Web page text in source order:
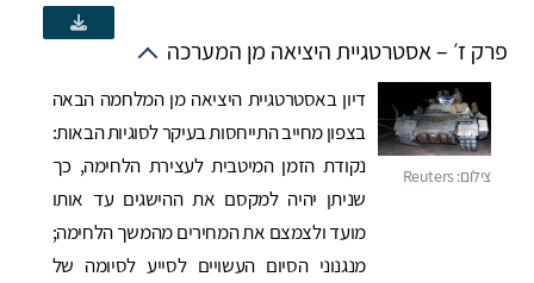
פרק ז׳ – אסטרטגיית היציאה מן המערכה
דיון באסטרטגיית היציאה מן המלחמה הבאה
בצפון מחייב התייחסות בעיקר לסוגיות הבאות:
נקודת הזמן המיטבית לעצירת הלחימה, כך
שניתן יהיה למקסם את ההישגים עד אותו
מועד ולצמצם את המחירים מהמשך הלחימה;
מנגנוני הסיום העשויים לסייע לסיומה של